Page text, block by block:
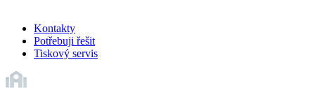
Kontakty
Potřebuji řešit
Tiskový servis